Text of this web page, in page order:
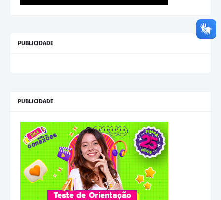
PUBLICIDADE
PUBLICIDADE